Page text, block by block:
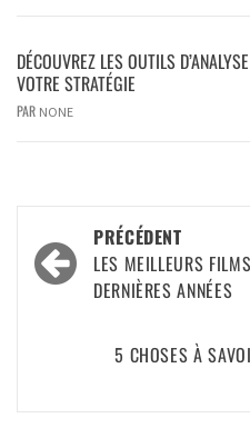
DÉCOUVREZ LES OUTILS
VOTRE STRATÉGIE
PAR NONE
PRÉCÉDENT
LES MEILLEURS
DERNIÈRES ANNÉES
5 CHOSES À